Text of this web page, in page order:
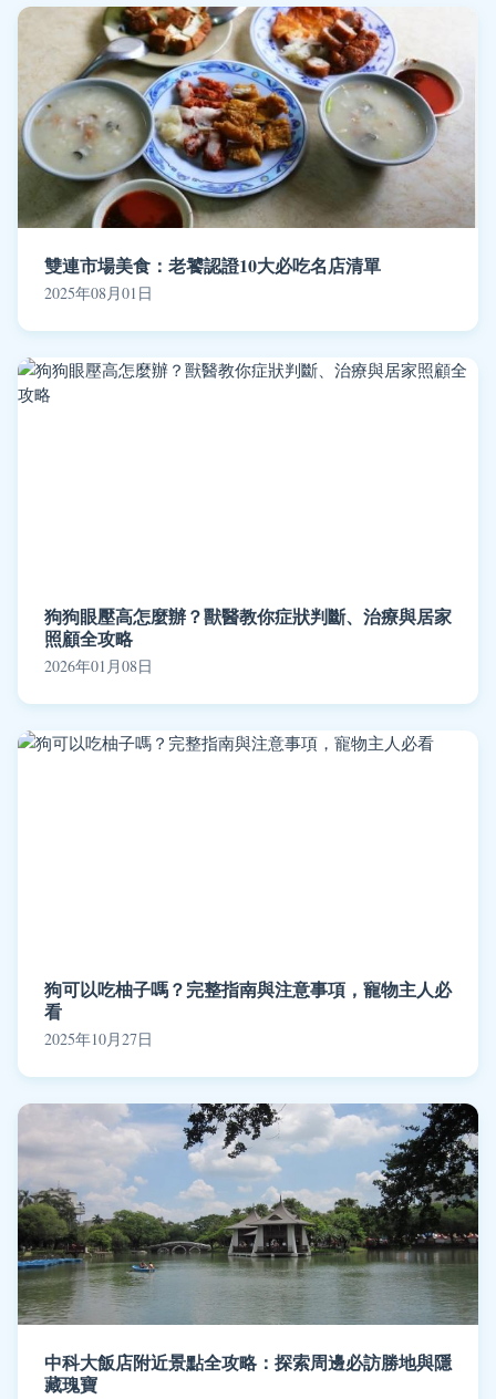
雙連市場美食：老饕認證10大必吃名店清單
2025年08月01日
狗狗眼壓高怎麼辦？獸醫教你症狀判斷、治療與居家
照顧全攻略
2026年01月08日
狗可以吃柚子嗎？完整指南與注意事項，寵物主人必
看
2025年10月27日
中科大飯店附近景點全攻略：探索周邊必訪勝地與隱
藏瑰寶